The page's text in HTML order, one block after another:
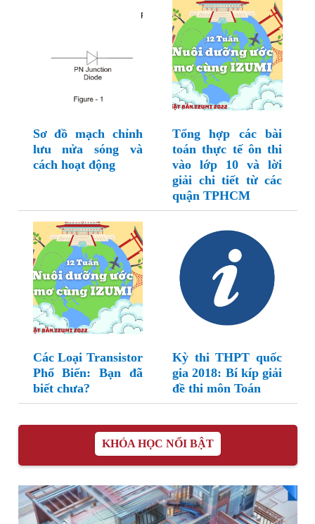
Sơ đồ mạch chỉnh
lưu nửa sóng và
cách hoạt động
Tổng hợp các bài
toán thực tế ôn thi
vào lớp 10 và lời
giải chi tiết từ các
quận TPHCM
Các Loại Transistor
Phổ Biến: Bạn đã
biết chưa?
Kỳ thi THPT quốc
gia 2018: Bí kíp giải
đề thi môn Toán
KHÓA HỌC NỔI BẬT